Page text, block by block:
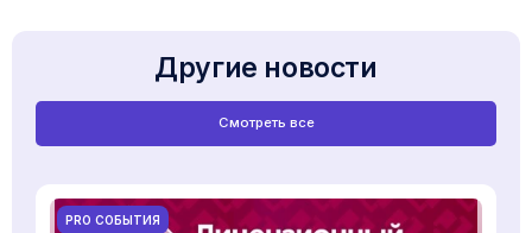
Другие новости
Смотреть все
PRO СОБЫТИЯ